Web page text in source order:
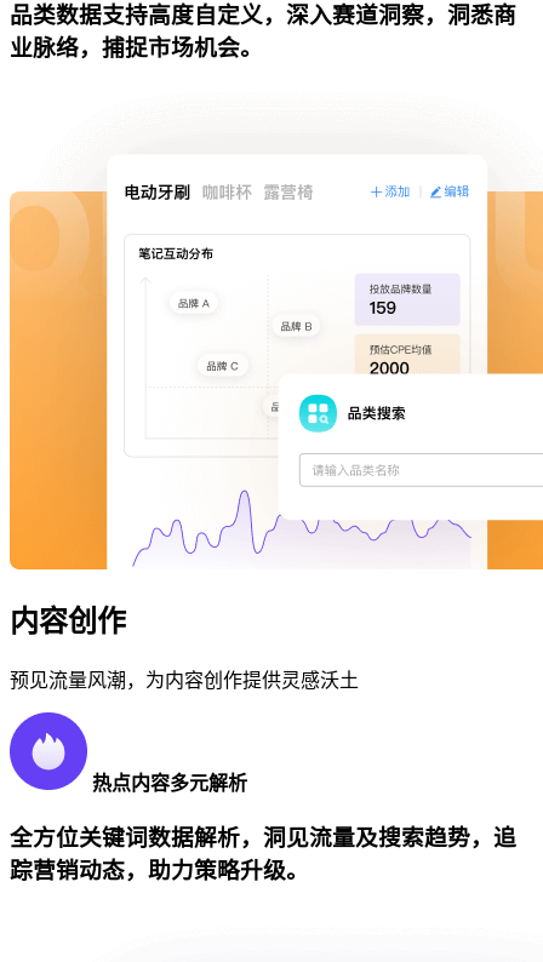
品类数据支持高度自定义，深入赛道洞察，洞悉商
业脉络，捕捉市场机会。
内容创作
预见流量风潮，为内容创作提供灵感沃土
热点内容多元解析
全方位关键词数据解析，洞见流量及搜索趋势，追
踪营销动态，助力策略升级。